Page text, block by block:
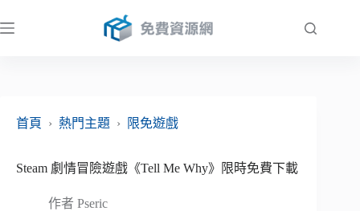
至
首頁
› 熱門主題 › 限免遊戲
Steam 劇情冒險遊戲《Tell Me Why》限時免費下載
作者 Pseric